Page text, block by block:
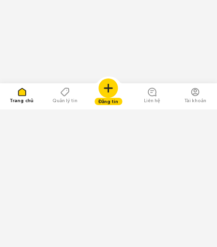
Trang chủ Quản lý tin Đăng tin Liên hệ Tài khoản